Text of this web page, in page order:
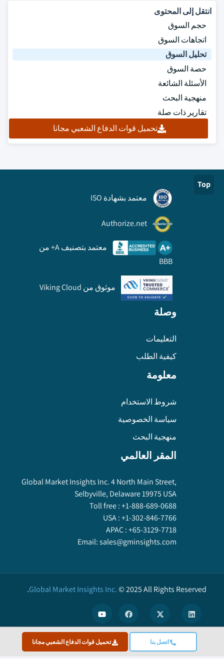
اتصل بنا تحميل قوات الدفاع الشعبي مجانا
انتقل إلى المحتوى
حجم السوق
اتجاهات السوق
تحليل السوق
حصة السوق
الأسئلة الشائعة
منهجية البحث
تقارير ذات صلة
تحميل قوات الدفاع الشعبي مجانا
Top
معتمد بشهادة ISO
Authorize.net
معتمد بتصنيف A+ من
BBB
موثوق من Viking Cloud
وصلة
التعليمات
كيفية الطلب
معلومة
شروط الاستخدام
سياسة الخصوصية
منهجية البحث
المقر العالمي
Global Market Insights Inc. 4 North Main Street,
Selbyville, Delaware 19975 USA
Toll free :+1-888-689-0688
USA :+1-302-846-7766
APAC :+65-3129-7718
Email:sales@gminsights.com
Global Market Insights Inc.©2025All Rights Reserved.
We use cookies to enhance user experience. ( Privacy Policy